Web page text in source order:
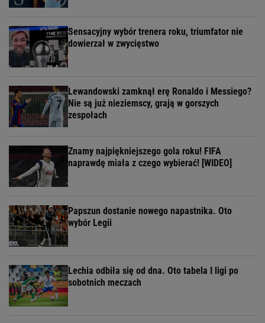
Sensacyjny wybór trenera roku, triumfator nie
dowierzał w zwycięstwo
Lewandowski zamknął erę Ronaldo i Messiego?
Nie są już nieziemscy, grają w gorszych
zespołach
Znamy najpiękniejszego gola roku! FIFA
naprawdę miała z czego wybierać! [WIDEO]
Papszun dostanie nowego napastnika. Oto
wybór Legii
Lechia odbiła się od dna. Oto tabela I ligi po
sobotnich meczach